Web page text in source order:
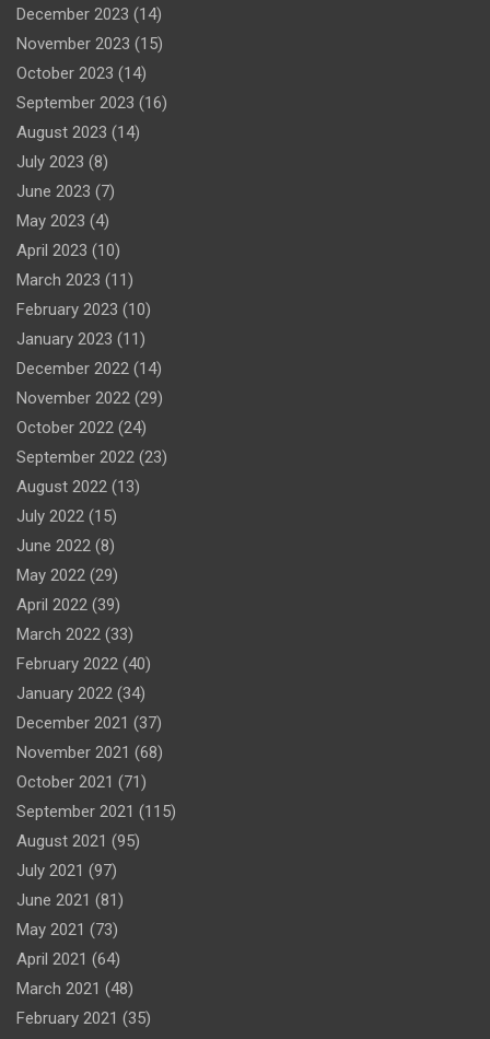
December 2023 (14)
November 2023 (15)
October 2023 (14)
September 2023 (16)
August 2023 (14)
July 2023 (8)
June 2023 (7)
May 2023 (4)
April 2023 (10)
March 2023 (11)
February 2023 (10)
January 2023 (11)
December 2022 (14)
November 2022 (29)
October 2022 (24)
September 2022 (23)
August 2022 (13)
July 2022 (15)
June 2022 (8)
May 2022 (29)
April 2022 (39)
March 2022 (33)
February 2022 (40)
January 2022 (34)
December 2021 (37)
November 2021 (68)
October 2021 (71)
September 2021 (115)
August 2021 (95)
July 2021 (97)
June 2021 (81)
May 2021 (73)
April 2021 (64)
March 2021 (48)
February 2021 (35)